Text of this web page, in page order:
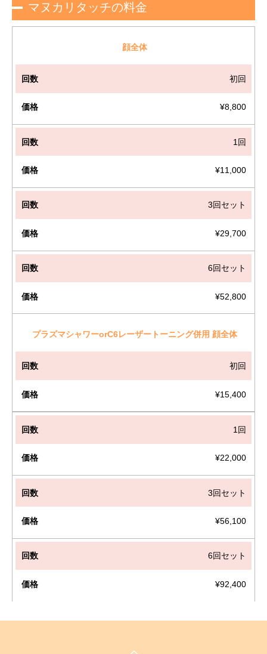
マヌカリタッチの料金
術
部
税
込
顔全体
初回
¥8,800
1回
¥11,000
3回セット
¥29,700
6回セット
¥52,800
プラズマシャワーorC6レーザートーニング併用 顔全体
初回
¥15,400
1回
¥22,000
3回セット
¥56,100
6回セット
¥92,400